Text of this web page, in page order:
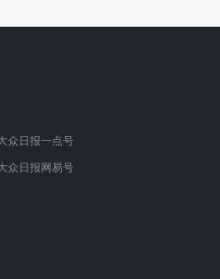
众日报一点号
众日报网易号